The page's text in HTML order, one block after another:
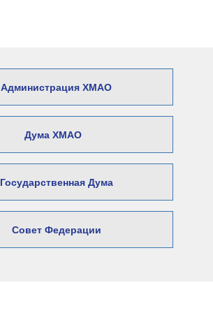
Администрация ХМАО
Дума ХМАО
Государственная Дума
Совет Федерации